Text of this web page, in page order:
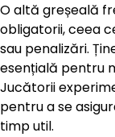
O altă greșeală
obligatorii, ceea
sau penalizări.
esențială pentru
Jucătorii
pentru a se
timp util.